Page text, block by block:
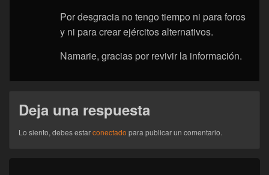
Por desgracia no tengo tiempo ni para foros
y ni para crear ejércitos alternativos.
Namarie, gracias por revivir la información.
Deja una respuesta
Lo siento, debes estarconectado para publicar un comentario.